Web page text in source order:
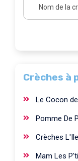
Crèches à
Le Cocon
Pomme De
Crèches
Mam Les